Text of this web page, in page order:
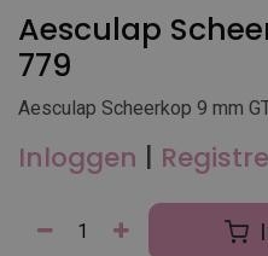
Aesculap
779
Aesculap Scheerkop 9 mm
Inloggen |